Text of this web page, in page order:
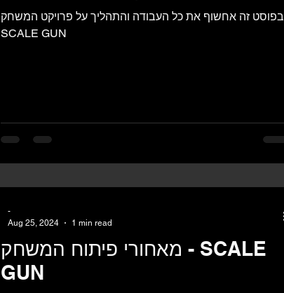
בפוסט זה אחשוף את כל העבודה והתהליך על פרויקט המשחק
SCALE GUN
מאחורי פיתוח המשחק - SCALE
GUN
-
Aug 25, 2024
1 min read